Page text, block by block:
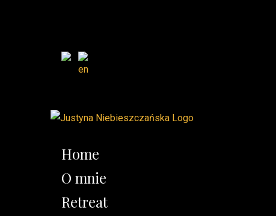
Home
O mnie
Retreat